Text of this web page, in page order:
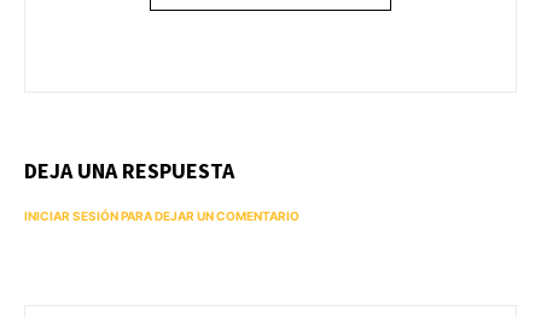
DEJA UNA RESPUESTA
INICIAR SESIÓN PARA DEJAR UN COMENTARIO